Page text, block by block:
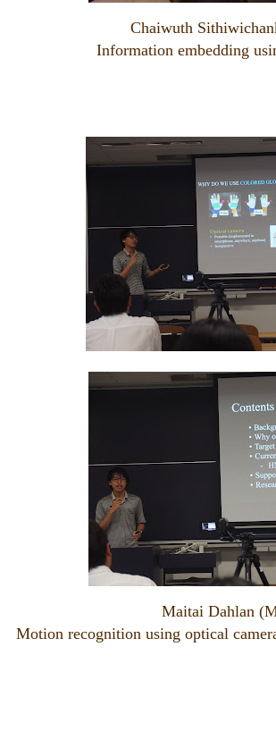
Chaiwuth
Information embedding
Maitai Dahlan
Motion recognition using optical